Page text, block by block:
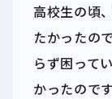
高校生の頃
たかったの
らず困って
かったので